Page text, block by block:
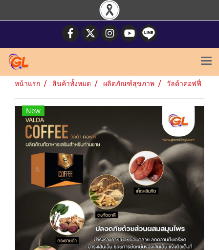
หน้าแรก สินค้าทั้งหมด ผลิตภัณฑ์สุขภาพ วัลด้าคอฟฟี่
New